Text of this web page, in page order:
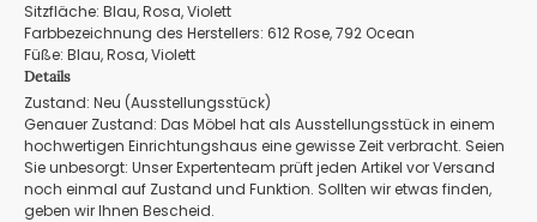
Sitzfläche: Blau, Rosa, Violett
Farbbezeichnung des Herstellers: 612 Rose, 792 Ocean
Füße: Blau, Rosa, Violett
Details
Zustand: Neu (Ausstellungsstück)
Genauer Zustand: Das Möbel hat als Ausstellungsstück in einem
hochwertigen Einrichtungshaus eine gewisse Zeit verbracht. Seien
Sie unbesorgt: Unser Expertenteam prüft jeden Artikel vor Versand
noch einmal auf Zustand und Funktion. Sollten wir etwas finden,
geben wir Ihnen Bescheid.